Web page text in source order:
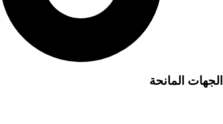
الجهات المانحة